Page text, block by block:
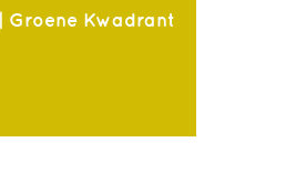
Groene Kwadrant